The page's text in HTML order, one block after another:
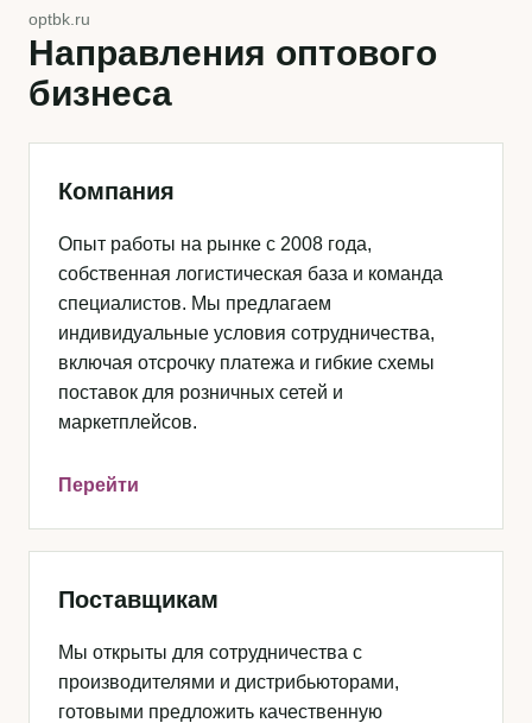
optbk.ru
Направления оптового
бизнеса
Компания
Опыт работы на рынке с 2008 года,
собственная логистическая база и команда
специалистов. Мы предлагаем
индивидуальные условия сотрудничества,
включая отсрочку платежа и гибкие схемы
поставок для розничных сетей и
маркетплейсов.
Перейти
Поставщикам
Мы открыты для сотрудничества с
производителями и дистрибьюторами,
готовыми предложить качественную